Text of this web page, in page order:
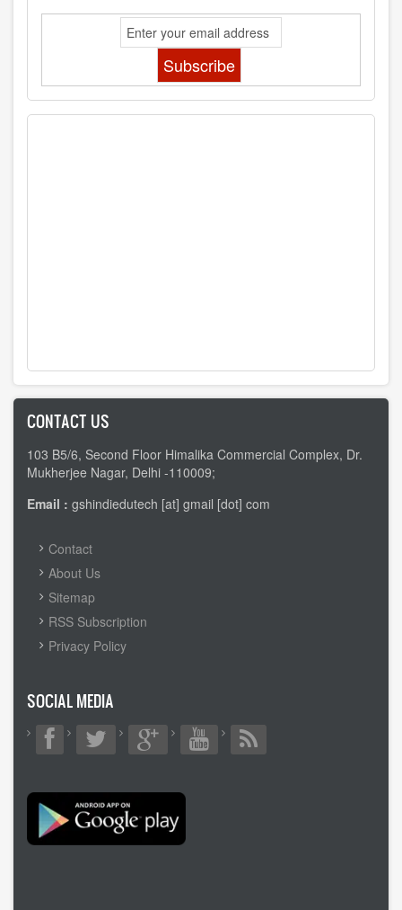
CONTACT US
103 B5/6, Second Floor Himalika Commercial Complex, Dr.
Mukherjee Nagar, Delhi -110009;
Email : gshindiedutech [at] gmail [dot] com
FOOTER
MENU
Contact
About Us
Sitemap
RSS Subscription
Privacy Policy
SOCIAL MEDIA